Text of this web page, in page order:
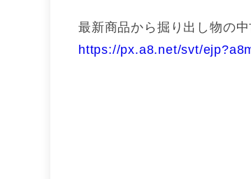
最新商品から掘り出し物の
https://px.a8.net/svt/